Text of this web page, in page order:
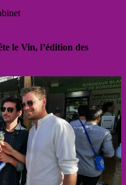
le Vin, l’édition des